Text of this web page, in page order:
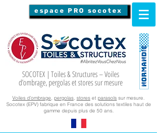
espace PRO socotex
SOCOTEX | Toiles & Structures – Voiles
d’ombrage, pergolas et stores sur mesure
Voiles d’ombrage, pergolas, stores et parasols sur mesure.
Socotex (EPV) fabrique en France des solutions textiles haut de
gamme depuis plus de 50 ans.